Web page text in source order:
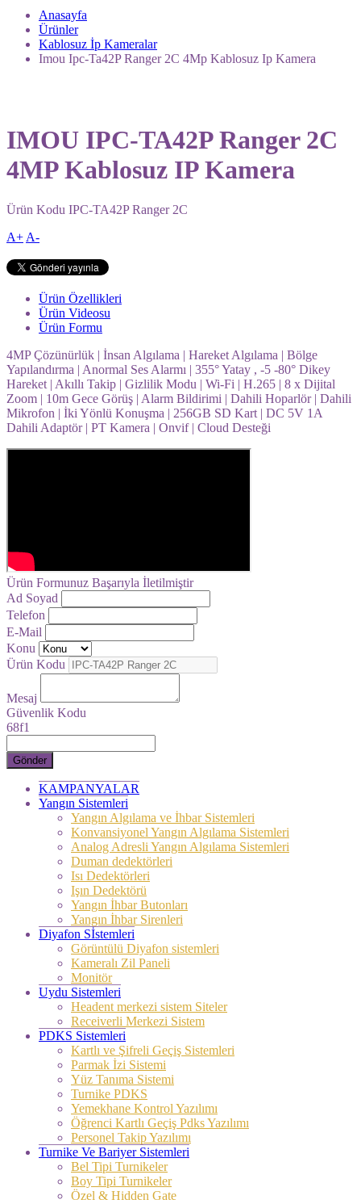
Anasayfa
Ürünler
Kablosuz İp Kameralar
Imou Ipc-Ta42P Ranger 2C 4Mp Kablosuz Ip Kamera
IMOU IPC-TA42P Ranger 2C
4MP Kablosuz IP Kamera
Ürün Kodu IPC-TA42P Ranger 2C
A+ A-
Ürün Özellikleri
Ürün Videosu
Ürün Formu
4MP Çözünürlük | İnsan Algılama | Hareket Algılama | Bölge
Yapılandırma | Anormal Ses Alarmı | 355° Yatay , -5 -80° Dikey
Hareket | Akıllı Takip | Gizlilik Modu | Wi-Fi | H.265 | 8 x Dijital
Zoom | 10m Gece Görüş | Alarm Bildirimi | Dahili Hoparlör | Dahili
Mikrofon | İki Yönlü Konuşma | 256GB SD Kart | DC 5V 1A
Dahili Adaptör | PT Kamera | Onvif | Cloud Desteği
Ürün Formunuz Başarıyla İletilmiştir
Ad Soyad
Telefon
E-Mail
Konu
Ürün Kodu
Mesaj
Güvenlik Kodu
68f1
Gönder
KAMPANYALAR
Yangın Sistemleri
Yangın Algılama ve İhbar Sistemleri
Konvansiyonel Yangın Algılama Sistemleri
Analog Adresli Yangın Algılama Sistemleri
Duman dedektörleri
Isı Dedektörleri
Işın Dedektörü
Yangın İhbar Butonları
Yangın İhbar Sirenleri
Diyafon Sİstemleri
Görüntülü Diyafon sistemleri
Kameralı Zil Paneli
Monitör
Uydu Sistemleri
Headent merkezi sistem Siteler
Receiverli Merkezi Sistem
PDKS Sistemleri
Kartlı ve Şifreli Geçiş Sistemleri
Parmak İzi Sistemi
Yüz Tanıma Sistemi
Turnike PDKS
Yemekhane Kontrol Yazılımı
Öğrenci Kartlı Geçiş Pdks Yazılımı
Personel Takip Yazılımı
Turnike Ve Bariyer Sistemleri
Bel Tipi Turnikeler
Boy Tipi Turnikeler
Özel & Hidden Gate